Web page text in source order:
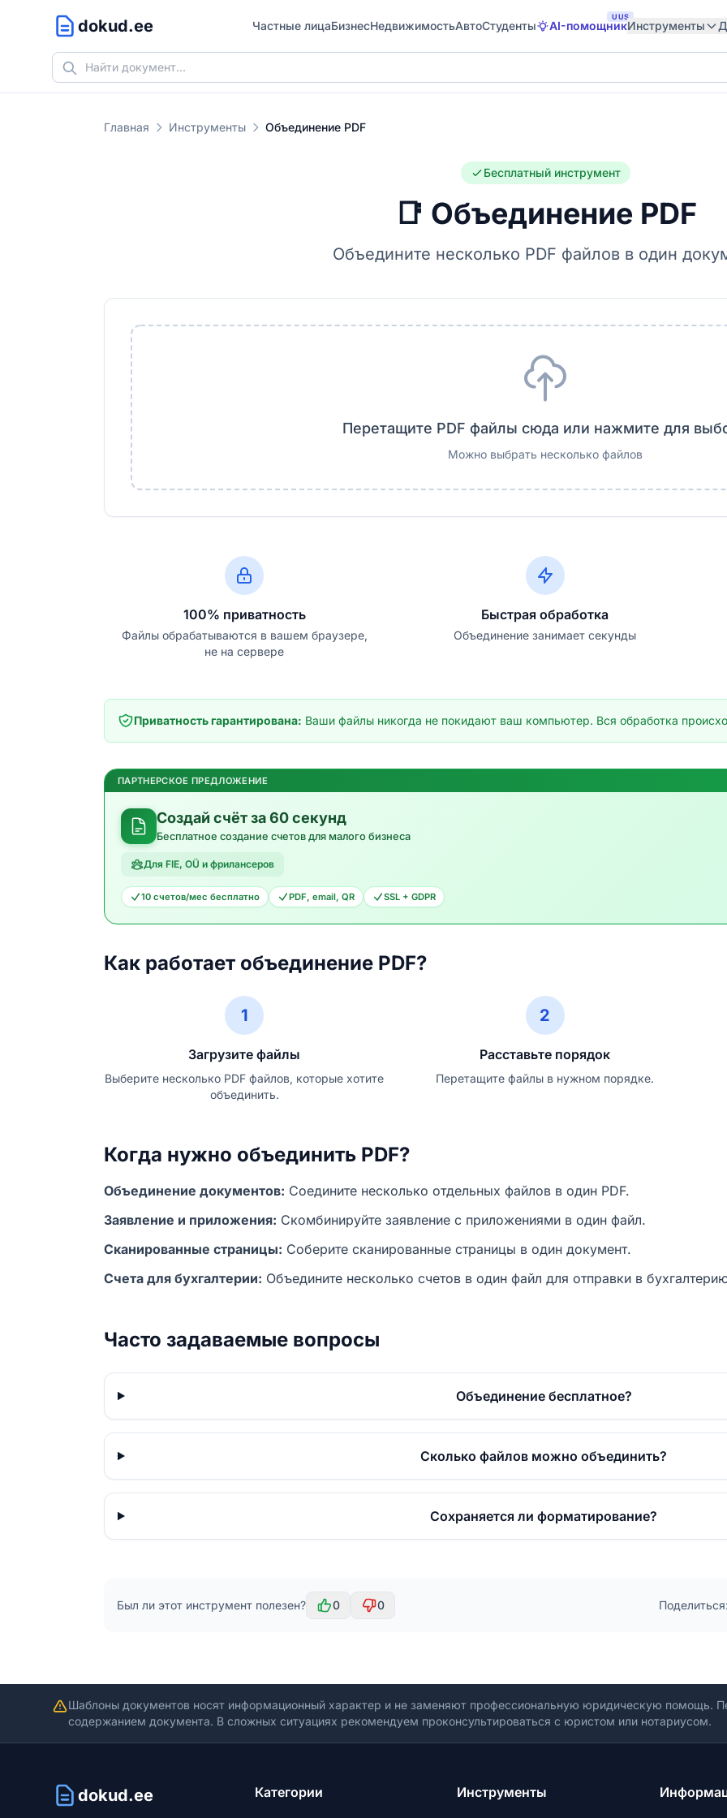
dokud.ee Частные лицаБизнесНедвижимостьАвтоСтуденты
UUS
AI-помощникИнструменты
Главная Инструменты Объединение PDF
Бесплатный инструмент
📑 Объединение PDF
Объедините несколько PDF файлов в один
Перетащите PDF файлы сюда или нажмите для
Можно выбрать несколько файлов
100% приватность
Файлы обрабатываются в вашем браузере,
не на сервере
Быстрая обработка
Объединение занимает секунды
Приватность гарантирована: Ваши файлы никогда не покидают ваш компьютер. Вся обработка
ПАРТНЕРСКОЕ ПРЕДЛОЖЕНИЕ
Создай счёт за 60 секунд
Бесплатное создание счетов для малого бизнеса
Для FIE, OÜ и фрилансеров
10 счетов/мес бесплатно PDF, email, QR SSL + GDPR
Как работает объединение PDF?
1
Загрузите файлы
Выберите несколько PDF файлов, которые хотите
объединить.
2
Расставьте порядок
Перетащите файлы в нужном порядке.
Когда нужно объединить PDF?
Объединение документов: Соедините несколько отдельных файлов в один PDF.
Заявление и приложения: Скомбинируйте заявление с приложениями в один файл.
Сканированные страницы: Соберите сканированные страницы в один документ.
Счета для бухгалтерии: Объедините несколько счетов в один файл для отправки в
Часто задаваемые вопросы
Объединение бесплатное?
Сколько файлов можно объединить?
Сохраняется ли форматирование?
Был ли этот инструмент полезен? 0 0
Шаблоны документов носят информационный характер и не заменяют профессиональную юридическую помощь.
содержанием документа. В сложных ситуациях рекомендуем проконсультироваться с юристом или нотариусом.
dokud.ee Категории Инструменты